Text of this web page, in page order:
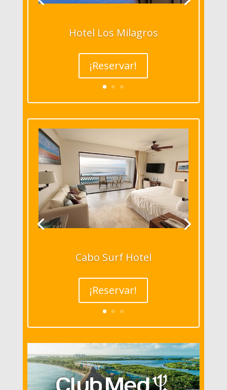
Hotel Los Milagros
¡Reservar!
Cabo Surf Hotel
¡Reservar!